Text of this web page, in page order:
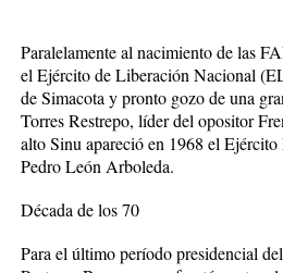
Paralelamente al nacimiento de las
el Ejército de Liberación Nacional
de Simacota y pronto gozo de una
Torres Restrepo, líder del opositor
alto Sinu apareció en 1968 el
Pedro León Arboleda.
Década de los 70
Para el último período presidencial